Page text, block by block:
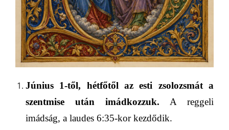
Június 1-től, hétfőtől az esti zsolozsmáta
szentmise után imádkozzuk. A reggeli
imádság, a laudes 6:35-kor kezdődik.